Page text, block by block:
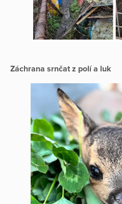
Záchrana srnčat z polí a luk